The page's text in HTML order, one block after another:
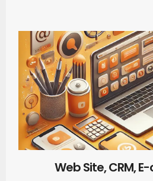
Web Site, CRM,